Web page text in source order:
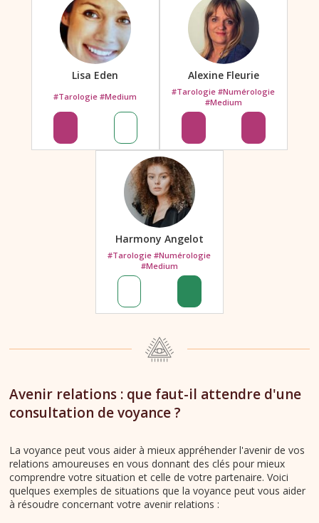
Lisa Eden
#Tarologie #Medium
Alexine Fleurie
#Tarologie #Numérologie
#Medium
Harmony Angelot
#Tarologie #Numérologie
#Medium
Avenir relations : que faut-il attendre d'une
consultation de voyance ?
La voyance peut vous aider à mieux appréhender l'avenir de vos
relations amoureuses en vous donnant des clés pour mieux
comprendre votre situation et celle de votre partenaire. Voici
quelques exemples de situations que la voyance peut vous aider
à résoudre concernant votre avenir relations :